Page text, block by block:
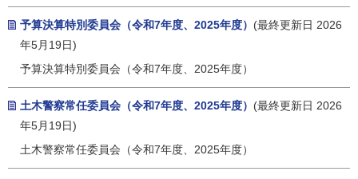
予算決算特別委員会（令和7年度、2025年度） (最終更新日 2026
年5月19日)
予算決算特別委員会（令和7年度、2025年度）
土木警察常任委員会（令和7年度、2025年度） (最終更新日 2026
年5月19日)
土木警察常任委員会（令和7年度、2025年度）